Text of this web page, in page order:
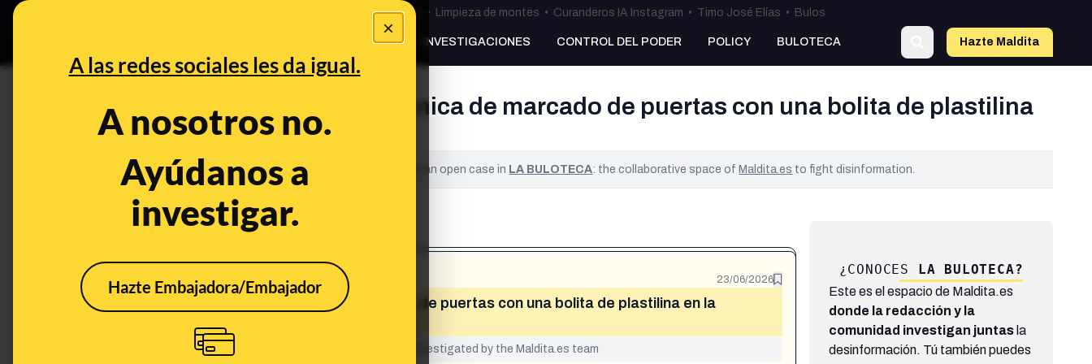
×
A las redes sociales les da igual.
A nosotros no.
Ayúdanos a
investigar.
Hazte Embajadora/Embajador
Bulos Ceuta • Limpieza de montes • Curanderos IA Instagram • Timo José Elías • Bulos
PREBUNKING INVESTIGACIONES CONTROL DEL PODER POLICY BULOTECA Hazte Maldita
¿Se está utilizando una nueva técnica de marcado de puertas con una bolita de plastilina
en la cerradura?
This content has NOT yet been verified. It is an open case in LA BULOTECA: the collaborative space ofMaldita.es to fight disinformation.
What's being said: 23/06/2026
«Se está utilizando una nueva técnica de marcado de puertas con una bolita de plastilina en la
This content has not yet been investigated by the Maldita.es team
¿CONOCES LA BULOTECA?
Este es el espacio de Maldita.es
donde la redacción y la
comunidad investigan juntasla
desinformación. Tú también puedes